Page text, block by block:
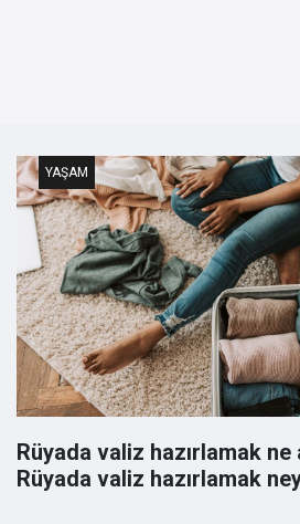
Rüyada valiz hazırlamak
Rüyada valiz hazırlamak
YAŞAM